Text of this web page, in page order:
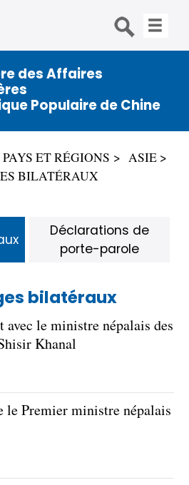
des Affaires
Populaire de Chine
PAYS ET RÉGIONS
ASIE
BILATÉRAUX
bilatéraux
avec le ministre népalais des
Khanal
Premier ministre népalais
Déclarations de
porte-parole